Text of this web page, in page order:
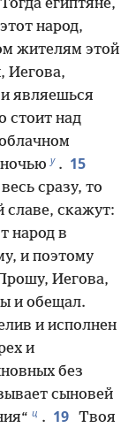
египтяне,
народ,
жителям этой
Иегова,
и являешься
стоит над
у . 15
сразу, то
славе, скажут:
народ в
и поэтому
Иегова,
и обещал.
и исполнен
и
без
сыновей
ц . 19 Твоя